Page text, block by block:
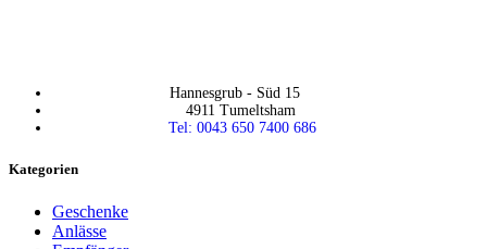
Hannesgrub - Süd 15
4911 Tumeltsham
Tel: 0043 650 7400 686
Kategorien
Geschenke
Anlässe